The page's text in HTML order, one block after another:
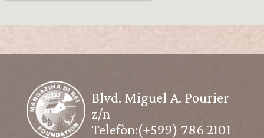
Blvd. Miguel A. Pourier
z/n
Telefòn:(+599) 786 2101